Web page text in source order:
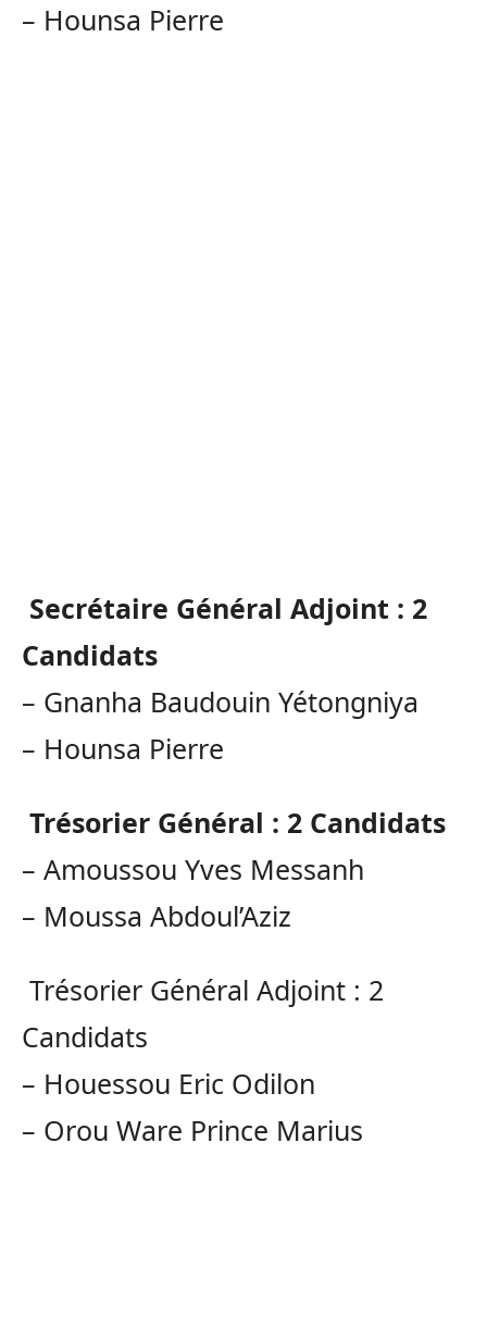
– Hounsa Pierre
Secrétaire Général Adjoint : 2
Candidats
– Gnanha Baudouin Yétongniya
– Hounsa Pierre
Trésorier Général : 2 Candidats
– Amoussou Yves Messanh
– Moussa Abdoul’Aziz
Trésorier Général Adjoint : 2
Candidats
– Houessou Eric Odilon
– Orou Ware Prince Marius